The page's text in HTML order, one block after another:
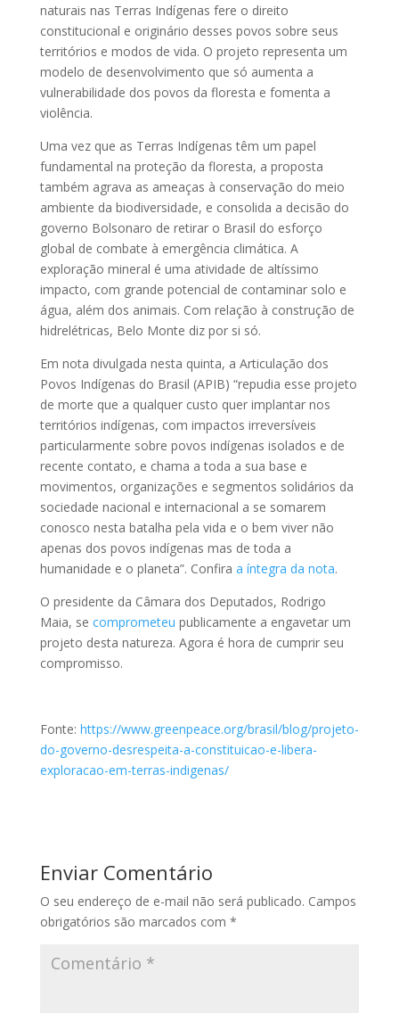
naturais nas Terras Indígenas fere o direito
constitucional e originário desses povos sobre seus
territórios e modos de vida. O projeto representa um
modelo de desenvolvimento que só aumenta a
vulnerabilidade dos povos da floresta e fomenta a
violência.
Uma vez que as Terras Indígenas têm um papel
fundamental na proteção da floresta, a proposta
também agrava as ameaças à conservação do meio
ambiente da biodiversidade, e consolida a decisão do
governo Bolsonaro de retirar o Brasil do esforço
global de combate à emergência climática. A
exploração mineral é uma atividade de altíssimo
impacto, com grande potencial de contaminar solo e
água, além dos animais. Com relação à construção de
hidrelétricas, Belo Monte diz por si só.
Em nota divulgada nesta quinta, a Articulação dos
Povos Indígenas do Brasil (APIB) “repudia esse projeto
de morte que a qualquer custo quer implantar nos
territórios indígenas, com impactos irreversíveis
particularmente sobre povos indígenas isolados e de
recente contato, e chama a toda a sua base e
movimentos, organizações e segmentos solidários da
sociedade nacional e internacional a se somarem
conosco nesta batalha pela vida e o bem viver não
apenas dos povos indígenas mas de toda a
humanidade e o planeta”. Confira a íntegra da nota.
O presidente da Câmara dos Deputados, Rodrigo
Maia, se comprometeu publicamente a engavetar um
projeto desta natureza. Agora é hora de cumprir seu
compromisso.
Fonte: https://www.greenpeace.org/brasil/blog/projeto-
do-governo-desrespeita-a-constituicao-e-libera-
exploracao-em-terras-indigenas/
Enviar Comentário
O seu endereço de e-mail não será publicado. Campos
obrigatórios são marcados com *